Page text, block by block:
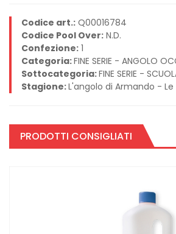
Codice art.: Q00016784
Codice Pool Over: N.D.
Confezione: 1
Categoria:FINE SERIE - ANGOLO
Sottocategoria:FINE SERIE -
Stagione:L'angolo di Armando -
PRODOTTI CONSIGLIATI